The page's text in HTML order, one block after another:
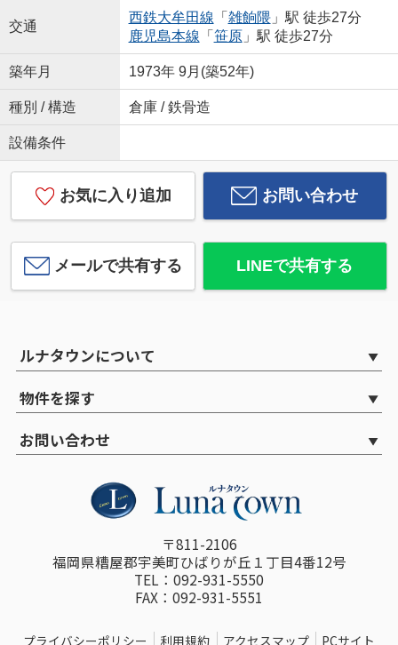
交通
西鉄大牟田線 「 雑餉隈」駅 徒歩27分
鹿児島本線 「 笹原」駅 徒歩27分
築年月 1973年 9月(築52年)
種別 / 構造 倉庫 / 鉄骨造
設備条件
お気に入り追加 お問い合わせ
メールで共有する LINEで共有する
ルナタウンについて
物件を探す
お問い合わせ
〒811-2106
福岡県糟屋郡宇美町ひばりが丘１丁目4番12号
TEL：092-931-5550
FAX：092-931-5551
プライバシーポリシー 利用規約 アクセスマップ PCサイト